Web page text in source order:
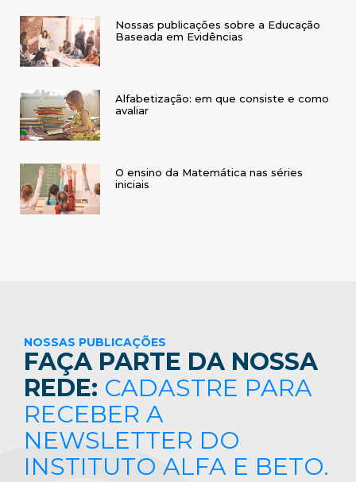
Nossas publicações sobre a Educação
Baseada em Evidências
Alfabetização: em que consiste e como
avaliar
O ensino da Matemática nas séries
iniciais
NOSSAS PUBLICAÇÕES
FAÇA PARTE DA NOSSA
REDE: CADASTRE PARA
RECEBER A
NEWSLETTER DO
INSTITUTO ALFA E BETO.